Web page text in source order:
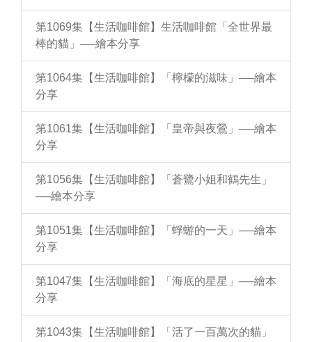
第1069集【生活咖啡館】生活咖啡館「全世界最
棒的貓」──繪本分享
第1064集【生活咖啡館】「檸檬的滋味」──繪本
分享
第1061集【生活咖啡館】「皇帝與夜鶯」──繪本
分享
第1056集【生活咖啡館】「蒼鷺小姐和鶴先生」
──繪本分享
第1051集【生活咖啡館】「蜉蝣的一天」──繪本
分享
第1047集【生活咖啡館】「海底的星星」──繪本
分享
第1043集【生活咖啡館】「活了一百萬次的貓」